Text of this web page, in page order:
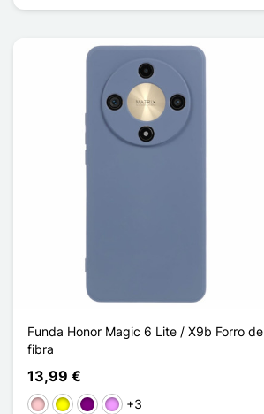
Funda Honor Magic 6 Lite / X9b Forro de
fibra
13,99 €
RosaAmarilloPúrpuraMorado claro
+3